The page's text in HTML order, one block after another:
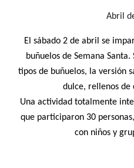
Abril
El sábado 2 de abril se
buñuelos de Semana
tipos de buñuelos, la versión
dulce, rellenos de
Una actividad totalmente
que participaron 30
con niños y